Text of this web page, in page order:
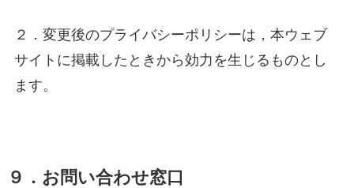
２．変更後のプライバシーポリシーは，本ウェブ
サイトに掲載したときから効力を生じるものとし
ます。
９．お問い合わせ窓口